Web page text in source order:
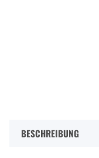
BESCHREIBUNG